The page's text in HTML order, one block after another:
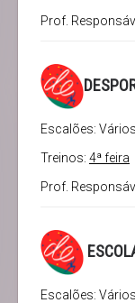
Prof.
Escalões:
Treinos: 4ª feira
Prof.
Escalões: